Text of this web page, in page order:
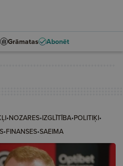
Grāmatas Abonēt
•NOZARES•IZGLĪTĪBA•POLITIĶI•
•FINANSES•SAEIMA